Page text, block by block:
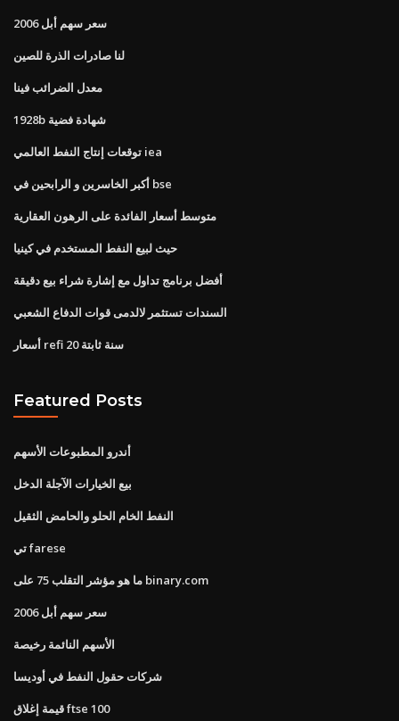
سعر سهم أبل 2006
لنا صادرات الذرة للصين
معدل الضرائب فينا
1928b شهادة فضية
توقعات إنتاج النفط العالمي iea
أكبر الخاسرين و الرابحين في bse
متوسط ​​أسعار الفائدة على الرهون العقارية
حيث لبيع النفط المستخدم في كينيا
أفضل برنامج تداول مع إشارة شراء بيع دقيقة
السندات تستثمر لالدمى قوات الدفاع الشعبي
أسعار refi 20 سنة ثابتة
Featured Posts
أندرو المطبوعات الأسهم
بيع الخيارات الآجلة الدخل
النفط الخام الحلو والحامض الثقيل
تي farese
ما هو مؤشر التقلب 75 على binary.com
سعر سهم أبل 2006
الأسهم النائمة رخيصة
شركات حقول النفط في أوديسا
قيمة إغلاق ftse 100